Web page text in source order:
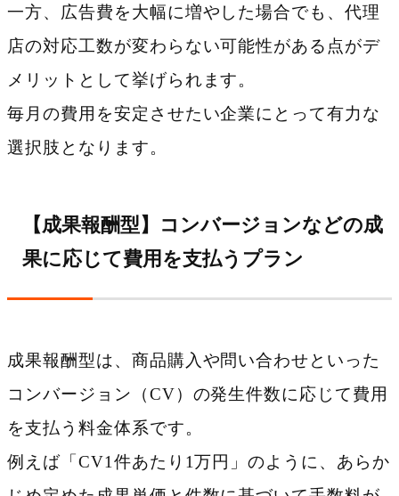
一方、広告費を大幅に増やした場合でも、代理
店の対応工数が変わらない可能性がある点がデ
メリットとして挙げられます。
毎月の費用を安定させたい企業にとって有力な
選択肢となります。
【成果報酬型】コンバージョンなどの成
果に応じて費用を支払うプラン
成果報酬型は、商品購入や問い合わせといった
コンバージョン（CV）の発生件数に応じて費用
を支払う料金体系です。
例えば「CV1件あたり1万円」のように、あらか